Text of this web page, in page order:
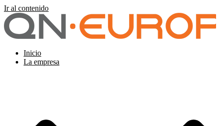
Ir al contenido
Inicio
La empresa